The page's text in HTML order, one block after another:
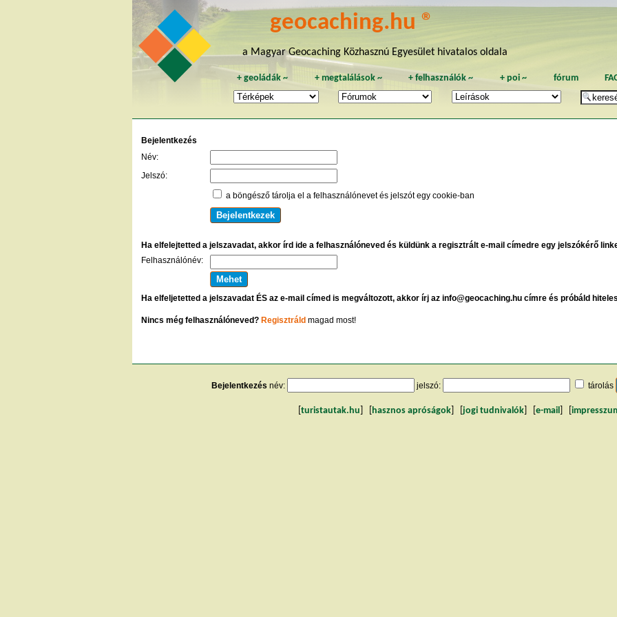
geocaching.hu ®
a Magyar Geocaching Közhasznú Egyesület hivatalos oldala
+geoládák ~ + megtalálások~ +felhasználók ~ + poi~ fórum
Bejelentkezés
Név:
Jelszó:
a böngésző tárolja el a felhasználónevet és jelszót egy cookie-ban
Ha elfelejtetted a jelszavadat, akkor írd ide a felhasználóneved és küldünk a regisztrált e-mail címedre egy jelszókérő
Felhasználónév:
Ha elfeljetetted a jelszavadat ÉS az e-mail címed is megváltozott, akkor írj az info@geocaching.hu címre és próbáld
Nincs még felhasználóneved? Regisztráld magad most!
Bejelentkezés név: jelszó: tárolás
turistautak.hu hasznos apróságok jogi tudnivalók e-mail